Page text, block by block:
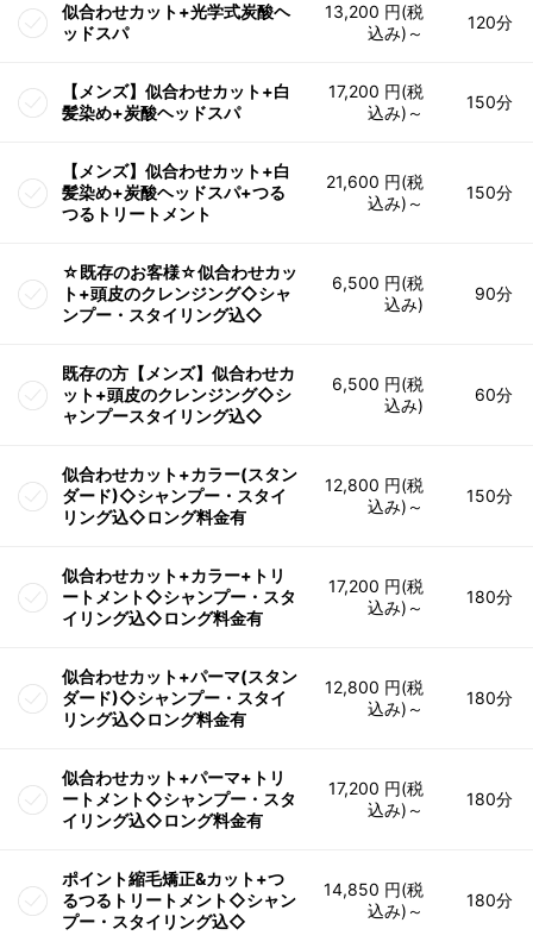
似合わせカット+光学式炭酸ヘ
ッドスパ
13,200 円(税
込み)～
120分
【メンズ】似合わせカット+白
髪染め+炭酸ヘッドスパ
17,200 円(税
込み)～
150分
【メンズ】似合わせカット+白
髪染め+炭酸ヘッドスパ+つる
つるトリートメント
21,600 円(税
込み)～
150分
☆既存のお客様☆似合わせカッ
ト+頭皮のクレンジング◇シャ
ンプー・スタイリング込◇
6,500 円(税
込み)
90分
既存の方【メンズ】似合わせカ
ット+頭皮のクレンジング◇シ
ャンプースタイリング込◇
6,500 円(税
込み)
60分
似合わせカット+カラー(スタン
ダード)◇シャンプー・スタイ
リング込◇ロング料金有
12,800 円(税
込み)～
150分
似合わせカット+カラー+トリ
ートメント◇シャンプー・スタ
イリング込◇ロング料金有
17,200 円(税
込み)～
180分
似合わせカット+パーマ(スタン
ダード)◇シャンプー・スタイ
リング込◇ロング料金有
12,800 円(税
込み)～
180分
似合わせカット+パーマ+トリ
ートメント◇シャンプー・スタ
イリング込◇ロング料金有
17,200 円(税
込み)～
180分
ポイント縮毛矯正&カット+つ
るつるトリートメント◇シャン
プー・スタイリング込◇
14,850 円(税
込み)～
180分